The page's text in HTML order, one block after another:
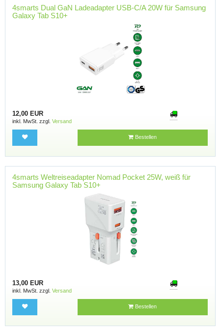
4smarts Dual GaN Ladeadapter USB-C/A 20W für Samsung
Galaxy Tab S10+
12,00 EUR
inkl. MwSt. zzgl. Versand
Bestellen
4smarts Weltreiseadapter Nomad Pocket 25W, weiß für
Samsung Galaxy Tab S10+
13,00 EUR
inkl. MwSt. zzgl. Versand
Bestellen